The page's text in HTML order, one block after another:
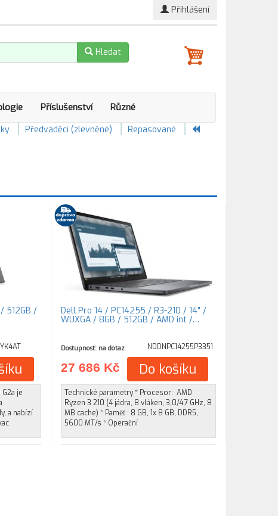
Přihlášení
Hledat
Příslušenství Různé
Předváděcí (zlevněné) Repasované
512GB /
je
a nabízí
Dell Pro 14 / PC14255 / R3-210 / 14" /
WUXGA / 8GB / 512GB / AMD int /…
Dostupnost: na dotaz NDDNPC14255P3351
27 686 Kč Do košíku
Technické parametry * Procesor: AMD
Ryzen 3 210 (4 jádra, 8 vláken, 3,0/4,7 GHz, 8
MB cache) * Paměť : 8 GB, 1x 8 GB, DDR5,
5600 MT/s * Operační